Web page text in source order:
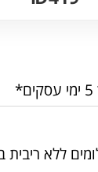
תשלומים ללא